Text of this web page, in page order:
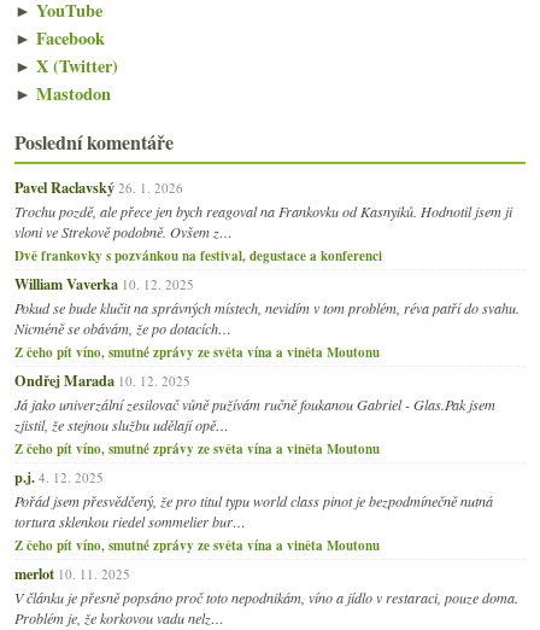
► YouTube
► Facebook
► X (Twitter)
► Mastodon
Poslední komentáře
Pavel Raclavský 26. 1. 2026
Trochu pozdě, ale přece jen bych reagoval na Frankovku od Kasnyiků. Hodnotil jsem ji
vloni ve Strekově podobně. Ovšem z…
Dvě frankovky s pozvánkou na festival, degustace a konferenci
William Vaverka 10. 12. 2025
Pokud se bude klučit na správných místech, nevidím v tom problém, réva patří do svahu.
Nicméně se obávám, že po dotacích…
Z čeho pít víno, smutné zprávy ze světa vína a viněta Moutonu
Ondřej Marada 10. 12. 2025
Já jako univerzální zesilovač vůně pužívám ručně foukanou Gabriel - Glas.Pak jsem
zjistil, že stejnou službu udělají opě…
Z čeho pít víno, smutné zprávy ze světa vína a viněta Moutonu
p.j. 4. 12. 2025
Pořád jsem přesvědčený, že pro titul typu world class pinot je bezpodmínečně nutná
tortura sklenkou riedel sommelier bur…
Z čeho pít víno, smutné zprávy ze světa vína a viněta Moutonu
merlot 10. 11. 2025
V článku je přesně popsáno proč toto nepodnikám, víno a jídlo v restaraci, pouze doma.
Problém je, že korkovou vadu nelz…